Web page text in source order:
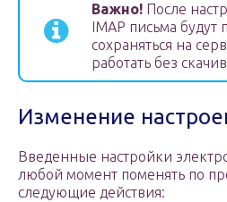
Важно! После
IMAP письма будут
сохраняться на
работать без
Изменение
Введенные настройки
любой момент поменять по
следующие действия: